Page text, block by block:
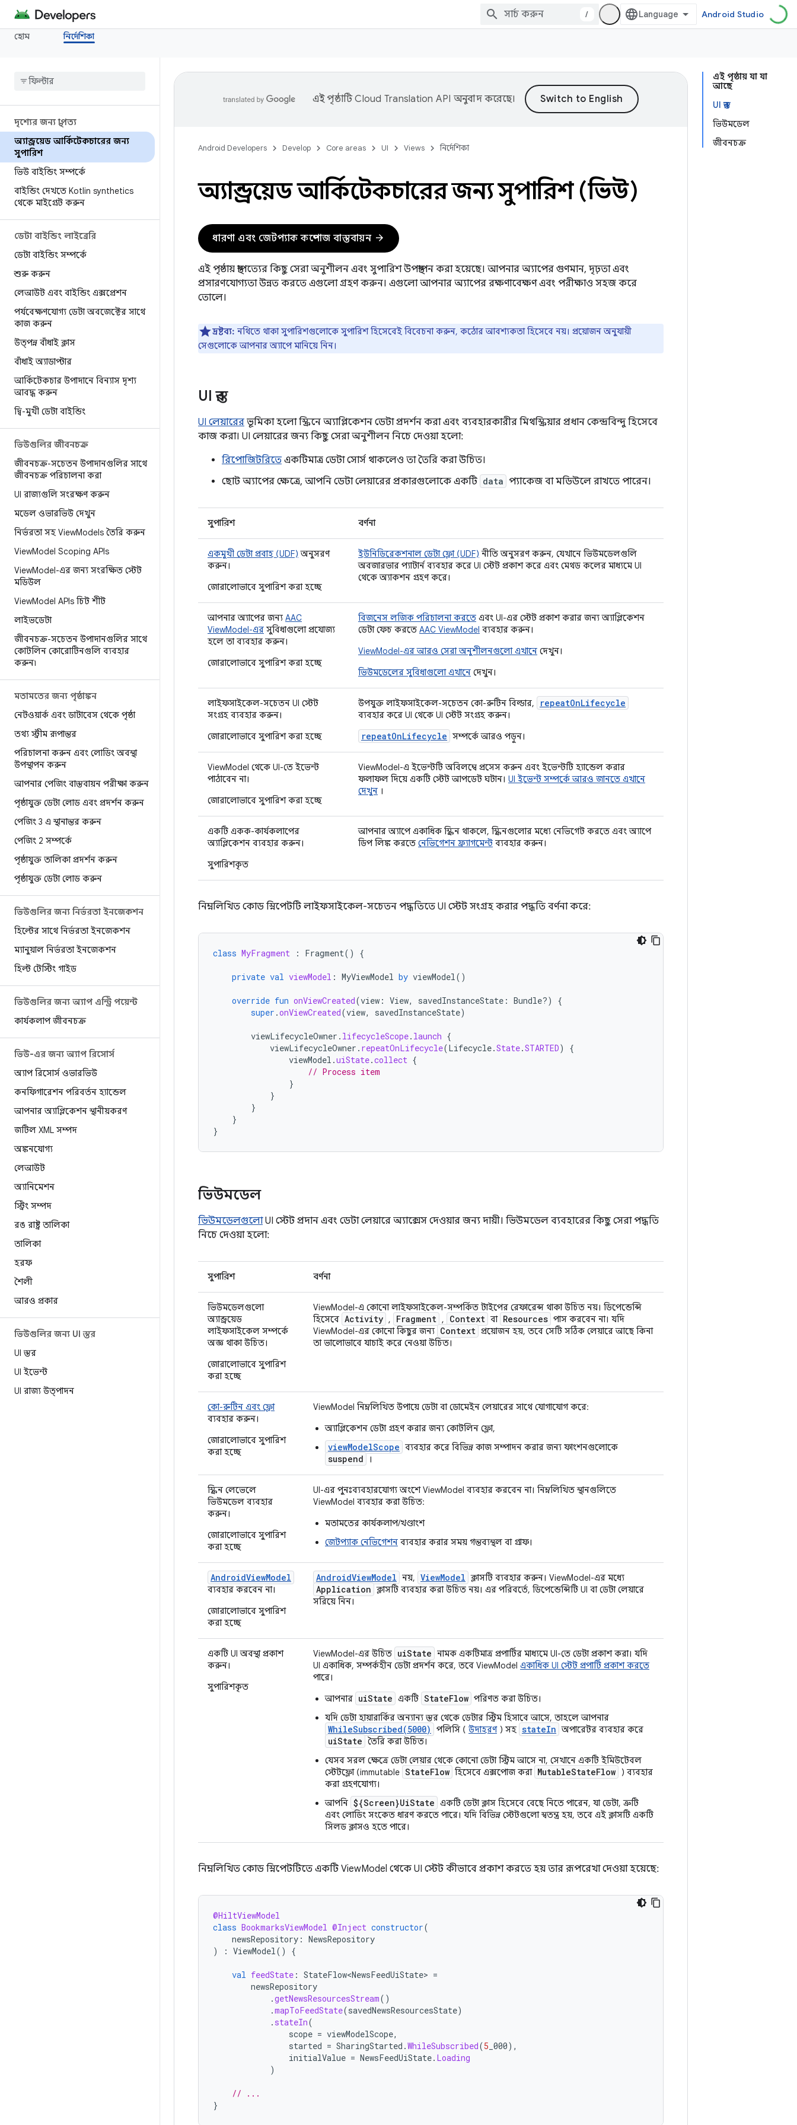
/ Android Studio
হোম নির্দেশিকা
দৃশ্যের জন্য স্থাপত্য
অ্যান্ড্রয়েড আর্কিটেকচারের জন্য
সুপারিশ
ভিউ বাইন্ডিং সম্পর্কে
বাইন্ডিং দেখতে Kotlin synthetics
থেকে মাইগ্রেট করুন
ডেটা বাইন্ডিং লাইব্রেরি
ডেটা বাইন্ডিং সম্পর্কে
শুরু করুন
লেআউট এবং বাইন্ডিং এক্সপ্রেশন
পর্যবেক্ষণযোগ্য ডেটা অবজেক্টের সাথে
কাজ করুন
উত্পন্ন বাঁধাই ক্লাস
বাঁধাই অ্যাডাপ্টার
আর্কিটেকচার উপাদানে বিন্যাস দৃশ্য
আবদ্ধ করুন
দ্বি-মুখী ডেটা বাইন্ডিং
ভিউগুলির জীবনচক্র
জীবনচক্র-সচেতন উপাদানগুলির সাথে
জীবনচক্র পরিচালনা করা
UI রাজ্যগুলি সংরক্ষণ করুন
মডেল ওভারভিউ দেখুন
নির্ভরতা সহ ViewModels তৈরি করুন
ViewModel Scoping APIs
ViewModel-এর জন্য সংরক্ষিত স্টেট
মডিউল
ViewModel APIs চিট শীট
লাইভডেটা
জীবনচক্র-সচেতন উপাদানগুলির সাথে
কোটলিন কোরোটিনগুলি ব্যবহার
করুন৷
মতামতের জন্য পৃষ্ঠাঙ্কন
নেটওয়ার্ক এবং ডাটাবেস থেকে পৃষ্ঠা
তথ্য স্ট্রীম রূপান্তর
পরিচালনা করুন এবং লোডিং অবস্থা
উপস্থাপন করুন
আপনার পেজিং বাস্তবায়ন পরীক্ষা করুন
পৃষ্ঠাযুক্ত ডেটা লোড এবং প্রদর্শন করুন
পেজিং 3 এ স্থানান্তর করুন
পেজিং 2 সম্পর্কে
পৃষ্ঠাযুক্ত তালিকা প্রদর্শন করুন
পৃষ্ঠাযুক্ত ডেটা লোড করুন
ভিউগুলির জন্য নির্ভরতা ইনজেকশন
হিল্টের সাথে নির্ভরতা ইনজেকশন
ম্যানুয়াল নির্ভরতা ইনজেকশন
হিল্ট টেস্টিং গাইড
ভিউগুলির জন্য অ্যাপ এন্ট্রি পয়েন্ট
কার্যকলাপ জীবনচক্র
ভিউ-এর জন্য অ্যাপ রিসোর্স
অ্যাপ রিসোর্স ওভারভিউ
কনফিগারেশন পরিবর্তন হ্যান্ডেল
আপনার অ্যাপ্লিকেশন স্থানীয়করণ
জটিল XML সম্পদ
অঙ্কনযোগ্য
লেআউট
অ্যানিমেশন
স্ট্রিং সম্পদ
রঙ রাষ্ট্র তালিকা
তালিকা
হরফ
শৈলী
আরও প্রকার
ভিউগুলির জন্য UI স্তর
UI স্তর
UI ইভেন্ট
UI রাজ্য উত্পাদন
এই পৃষ্ঠায় যা যা
আছে
UI স্তর
ভিউমডেল
জীবনচক্র
এই পৃষ্ঠাটিCloud Translation API অনুবাদ করেছে।
Android Developers Develop Core areas UI Views নির্দেশিকা
অ্যান্ড্রয়েড আর্কিটেকচারের জন্য সুপারিশ (ভিউ)
ধারণা এবং জেটপ্যাক কম্পোজ বাস্তবায়ন arrow_forward
এই পৃষ্ঠায় স্থাপত্যের কিছু সেরা অনুশীলন এবং সুপারিশ উপস্থাপন করা হয়েছে। আপনার অ্যাপের গুণমান, দৃঢ়তা এবং
প্রসারণযোগ্যতা উন্নত করতে এগুলো গ্রহণ করুন। এগুলো আপনার অ্যাপের রক্ষণাবেক্ষণ এবং পরীক্ষাও সহজ করে
তোলে।
দ্রষ্টব্য: নথিতে থাকা সুপারিশগুলোকে সুপারিশ হিসেবেই বিবেচনা করুন, কঠোর আবশ্যকতা হিসেবে নয়। প্রয়োজন অনুযায়ী
সেগুলোকে আপনার অ্যাপে মানিয়ে নিন।
UI স্তর
UI লেয়ারের ভূমিকা হলো স্ক্রিনে অ্যাপ্লিকেশন ডেটা প্রদর্শন করা এবং ব্যবহারকারীর মিথস্ক্রিয়ার প্রধান কেন্দ্রবিন্দু হিসেবে
কাজ করা। UI লেয়ারের জন্য কিছু সেরা অনুশীলন নিচে দেওয়া হলো:
রিপোজিটরিতে একটিমাত্র ডেটা সোর্স থাকলেও তা তৈরি করা উচিত।
ছোট অ্যাপের ক্ষেত্রে, আপনি ডেটা লেয়ারের প্রকারগুলোকে একটি data প্যাকেজ বা মডিউলে রাখতে পারেন।
সুপারিশ বর্ণনা
একমুখী ডেটা প্রবাহ (UDF) অনুসরণ
করুন।
জোরালোভাবে সুপারিশ করা হচ্ছে
ইউনিডিরেকশনাল ডেটা ফ্লো (UDF) নীতি অনুসরণ করুন, যেখানে ভিউমডেলগুলি
অবজারভার প্যাটার্ন ব্যবহার করে UI স্টেট প্রকাশ করে এবং মেথড কলের মাধ্যমে UI
থেকে অ্যাকশন গ্রহণ করে।
আপনার অ্যাপের জন্য AAC
ViewModel-এর সুবিধাগুলো প্রযোজ্য
হলে তা ব্যবহার করুন।
জোরালোভাবে সুপারিশ করা হচ্ছে
বিজনেস লজিক পরিচালনা করতে এবং UI-এর স্টেট প্রকাশ করার জন্য অ্যাপ্লিকেশন
ডেটা ফেচ করতে AAC ViewModel ব্যবহার করুন।
ViewModel-এর আরও সেরা অনুশীলনগুলো এখানে দেখুন।
ভিউমডেলের সুবিধাগুলো এখানে দেখুন।
লাইফসাইকেল-সচেতন UI স্টেট
সংগ্রহ ব্যবহার করুন।
জোরালোভাবে সুপারিশ করা হচ্ছে
উপযুক্ত লাইফসাইকেল-সচেতন কো-রুটিন বিল্ডার, repeatOnLifecycle
ব্যবহার করে UI থেকে UI স্টেট সংগ্রহ করুন।
repeatOnLifecycle সম্পর্কে আরও পড়ুন।
ViewModel থেকে UI-তে ইভেন্ট
পাঠাবেন না।
জোরালোভাবে সুপারিশ করা হচ্ছে
ViewModel-এ ইভেন্টটি অবিলম্বে প্রসেস করুন এবং ইভেন্টটি হ্যান্ডেল করার
ফলাফল দিয়ে একটি স্টেট আপডেট ঘটান। UI ইভেন্ট সম্পর্কে আরও জানতে এখানে
দেখুন ।
একটি একক-কার্যকলাপের
অ্যাপ্লিকেশন ব্যবহার করুন।
সুপারিশকৃত
আপনার অ্যাপে একাধিক স্ক্রিন থাকলে, স্ক্রিনগুলোর মধ্যে নেভিগেট করতে এবং অ্যাপে
ডিপ লিঙ্ক করতে নেভিগেশন ফ্র্যাগমেন্ট ব্যবহার করুন।
নিম্নলিখিত কোড স্নিপেটটি লাইফসাইকেল-সচেতন পদ্ধতিতে UI স্টেট সংগ্রহ করার পদ্ধতি বর্ণনা করে:
class MyFragment : Fragment() {
private val viewModel : MyViewModel by viewModel()
override fun onViewCreated(view : View, savedInstanceState : Bundle?)
{
super .onViewCreated(view, savedInstanceState)
viewLifecycleOwner . lifecycleScope. launch {
viewLifecycleOwner . repeatOnLifecycle(Lifecycle.State.STARTED)
{
viewModel .uiState.collect {
// Process item
}
}
}
}
}
ভিউমডেল
ভিউমডেলগুলোUI স্টেট প্রদান এবং ডেটা লেয়ারে অ্যাক্সেস দেওয়ার জন্য দায়ী। ভিউমডেল ব্যবহারের কিছু সেরা পদ্ধতি
নিচে দেওয়া হলো:
সুপারিশ বর্ণনা
ভিউমডেলগুলো
অ্যান্ড্রয়েড
লাইফসাইকেল সম্পর্কে
অজ্ঞ থাকা উচিত।
জোরালোভাবে সুপারিশ
করা হচ্ছে
ViewModel-এ কোনো লাইফসাইকেল-সম্পর্কিত টাইপের রেফারেন্স থাকা উচিত নয়। ডিপেন্ডেন্সি
হিসেবে Activity , Fragment , Context বা Resources পাস করবেন না। যদি
ViewModel-এর কোনো কিছুর জন্য Context প্রয়োজন হয়, তবে সেটি সঠিক লেয়ারে আছে কিনা
তা ভালোভাবে যাচাই করে নেওয়া উচিত।
কো-রুটিন এবং ফ্লো
ব্যবহার করুন।
জোরালোভাবে সুপারিশ
করা হচ্ছে
ViewModel নিম্নলিখিত উপায়ে ডেটা বা ডোমেইন লেয়ারের সাথে যোগাযোগ করে:
অ্যাপ্লিকেশন ডেটা গ্রহণ করার জন্য কোটলিন ফ্লো,
viewModelScope ব্যবহার করে বিভিন্ন কাজ সম্পাদন করার জন্য ফাংশনগুলোকে
suspend ।
স্ক্রিন লেভেলে
ভিউমডেল ব্যবহার
করুন।
জোরালোভাবে সুপারিশ
করা হচ্ছে
UI-এর পুনঃব্যবহারযোগ্য অংশে ViewModel ব্যবহার করবেন না। নিম্নলিখিত স্থানগুলিতে
ViewModel ব্যবহার করা উচিত:
মতামতের কার্যকলাপ/খণ্ডাংশ
জেটপ্যাক নেভিগেশন ব্যবহার করার সময় গন্তব্যস্থল বা গ্রাফ।
AndroidViewModel
ব্যবহার করবেন না।
জোরালোভাবে সুপারিশ
করা হচ্ছে
AndroidViewModel নয়, ViewModel ক্লাসটি ব্যবহার করুন। ViewModel-এর মধ্যে
Application ক্লাসটি ব্যবহার করা উচিত নয়। এর পরিবর্তে, ডিপেন্ডেন্সিটি UI বা ডেটা লেয়ারে
সরিয়ে নিন।
একটি UI অবস্থা প্রকাশ
করুন।
সুপারিশকৃত
ViewModel-এর উচিত uiState নামক একটিমাত্র প্রপার্টির মাধ্যমে UI-তে ডেটা প্রকাশ করা। যদি
UI একাধিক, সম্পর্কহীন ডেটা প্রদর্শন করে, তবে ViewModel একাধিক UI স্টেট প্রপার্টি প্রকাশ করতে
পারে।
আপনার uiState একটি StateFlow পরিণত করা উচিত।
যদি ডেটা হায়ারার্কির অন্যান্য স্তর থেকে ডেটার স্ট্রিম হিসাবে আসে, তাহলে আপনার
WhileSubscribed(5000) পলিসি ( উদাহরণ) সহ stateIn অপারেটর ব্যবহার করে
uiState তৈরি করা উচিত।
যেসব সরল ক্ষেত্রে ডেটা লেয়ার থেকে কোনো ডেটা স্ট্রিম আসে না, সেখানে একটি ইমিউটেবল
স্টেটফ্লো (immutable StateFlow হিসেবে এক্সপোজ করা MutableStateFlow
) ব্যবহার
করা গ্রহণযোগ্য।
আপনি ${Screen}UiState একটি ডেটা ক্লাস হিসেবে বেছে নিতে পারেন, যা ডেটা, ত্রুটি
এবং লোডিং সংকেত ধারণ করতে পারে। যদি বিভিন্ন স্টেটগুলো স্বতন্ত্র হয়, তবে এই ক্লাসটি একটি
সিলড ক্লাসও হতে পারে।
নিম্নলিখিত কোড স্নিপেটটিতে একটি ViewModel থেকে UI স্টেট কীভাবে প্রকাশ করতে হয় তার রূপরেখা দেওয়া হয়েছে:
@HiltViewModel
class BookmarksViewModel @Inject constructor(
newsRepository : NewsRepository
)
: ViewModel() {
val feedState : StateFlow<NewsFeedUiState> =
newsRepository
.getNewsResourcesStream()
.mapToFeedState(savedNewsResourcesState)
. stateIn(
scope = viewModelScope,
started = SharingStarted .WhileSubscribed(5 _000),
initialValue = NewsFeedUiState. Loading
)
// ...
}